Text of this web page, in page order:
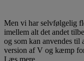
Men vi har selvfølgelig
imellem alt det andet
og som kan anvendes
version af V og kæmp
Læs mere